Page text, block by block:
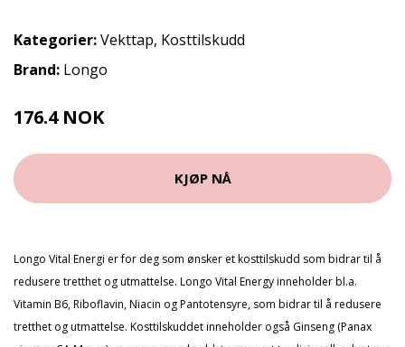
Kategorier:Vekttap, Kosttilskudd
Brand: Longo
176.4 NOK
KJØP NÅ
Longo Vital Energi er for deg som ønsker et kosttilskudd som bidrar til å
redusere tretthet og utmattelse. Longo Vital Energy inneholder bl.a.
Vitamin B6, Riboflavin, Niacin og Pantotensyre, som bidrar til å redusere
tretthet og utmattelse. Kosttilskuddet inneholder også Ginseng (Panax